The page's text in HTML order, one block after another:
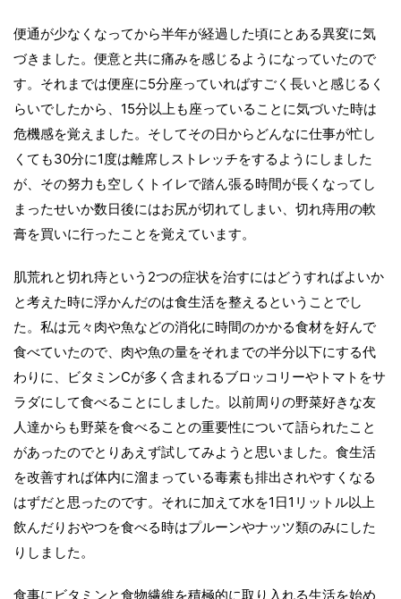
便通が少なくなってから半年が経過した頃にとある異変に気
づきました。便意と共に痛みを感じるようになっていたので
す。それまでは便座に5分座っていればすごく長いと感じるく
らいでしたから、15分以上も座っていることに気づいた時は
危機感を覚えました。そしてその日からどんなに仕事が忙し
くても30分に1度は離席しストレッチをするようにしました
が、その努力も空しくトイレで踏ん張る時間が長くなってし
まったせいか数日後にはお尻が切れてしまい、切れ痔用の軟
膏を買いに行ったことを覚えています。
肌荒れと切れ痔という2つの症状を治すにはどうすればよいか
と考えた時に浮かんだのは食生活を整えるということでし
た。私は元々肉や魚などの消化に時間のかかる食材を好んで
食べていたので、肉や魚の量をそれまでの半分以下にする代
わりに、ビタミンCが多く含まれるブロッコリーやトマトをサ
ラダにして食べることにしました。以前周りの野菜好きな友
人達からも野菜を食べることの重要性について語られたこと
があったのでとりあえず試してみようと思いました。食生活
を改善すれば体内に溜まっている毒素も排出されやすくなる
はずだと思ったのです。それに加えて水を1日1リットル以上
飲んだりおやつを食べる時はプルーンやナッツ類のみにした
りしました。
食事にビタミンと食物繊維を積極的に取り入れる生活を始め